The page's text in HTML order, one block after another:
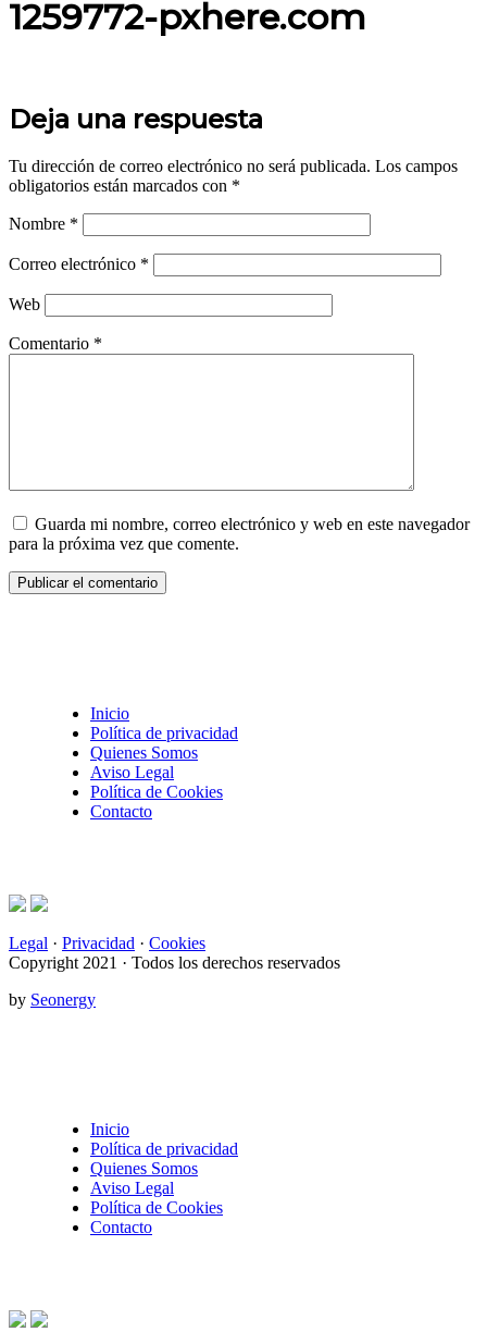
1259772-pxhere.com
Deja una respuesta
Tu dirección de correo electrónico no será publicada. Los campos
obligatorios están marcados con *
Nombre *
Correo electrónico *
Web
Comentario *
Guarda mi nombre, correo electrónico y web en este navegador
para la próxima vez que comente.
Inicio
Política de privacidad
Quienes Somos
Aviso Legal
Política de Cookies
Contacto
Legal · Privacidad · Cookies
Copyright 2021 · Todos los derechos reservados
by Seonergy
Inicio
Política de privacidad
Quienes Somos
Aviso Legal
Política de Cookies
Contacto